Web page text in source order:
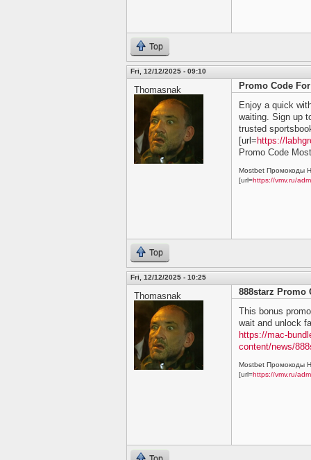
Top
Fri, 12/12/2025 - 09:10
Thomasnak
Promo Code
Enjoy a quick
waiting. Sign up
trusted
[url= https://
Promo Code
Mostbet Промокоды
[url=https://vmv.ru/
Top
Fri, 12/12/2025 - 10:25
Thomasnak
888starz Promo
This bonus
wait and unlock
https://mac-
content/news/
Mostbet Промокоды
[url=https://vmv.ru/